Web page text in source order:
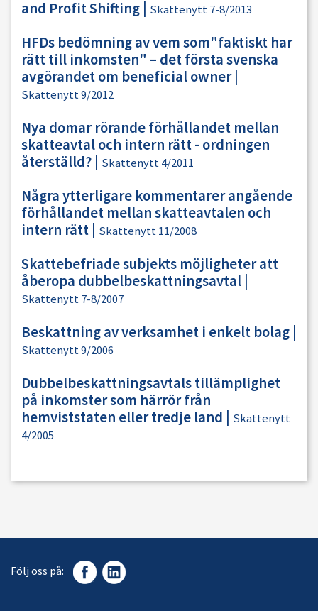
and Profit Shifting
Skattenytt 7-8/2013
HFDs bedömning av vem som"faktiskt har
rätt till inkomsten" – det första svenska
avgörandet om beneficial owner|
Skattenytt 9/2012
Nya domar rörande förhållandet mellan
skatteavtal och intern rätt - ordningen
återställd?
Skattenytt 4/2011
Några ytterligare kommentarer angående
förhållandet mellan skatteavtalen och
intern rätt
Skattenytt 11/2008
Skattebefriade subjekts möjligheter att
åberopa dubbelbeskattningsavtal
Skattenytt 7-8/2007
Beskattning av verksamhet i enkelt bolag
Skattenytt 9/2006
Dubbelbeskattningsavtals tillämplighet
på inkomster som härrör från
hemviststaten eller tredje land
Skattenytt
4/2005
Följ oss på: